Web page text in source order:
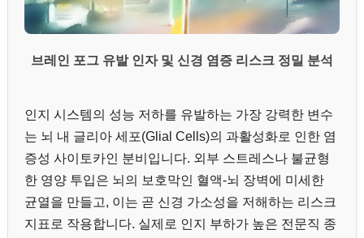
브레인 포그 유발 인자 및 신경 염증 리스크 정밀 분석
인지 시스템의 성능 저하를 유발하는 가장 강력한 변수
는 뇌 내 글리아 세포(Glial Cells)의 과활성화로 인한 염
증성 사이토카인 분비입니다. 외부 스트레스나 불균형
한 영양 투입은 뇌의 보호막인 혈액-뇌 장벽에 미세한
균열을 만들고, 이는 곧 신경 가소성을 저해하는 리스크
지표로 작용합니다. 실제로 인지 부하가 높은 전문직 종